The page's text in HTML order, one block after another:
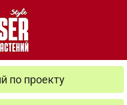
по проекту